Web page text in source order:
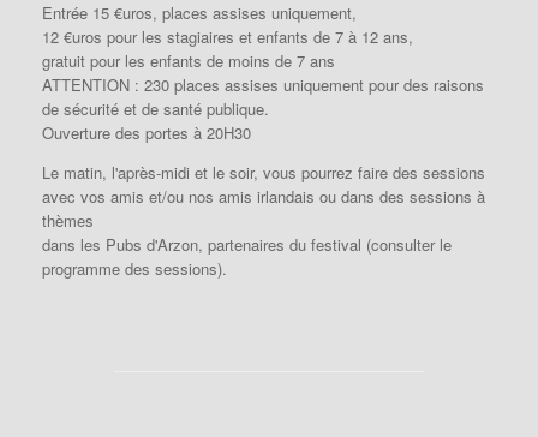
Entrée 15 €uros, places assises uniquement,
12 €uros pour les stagiaires et enfants de 7 à 12 ans,
gratuit pour les enfants de moins de 7 ans
ATTENTION : 230 places assises uniquement pour des raisons
de sécurité et de santé publique.
Ouverture des portes à 20H30
Le matin, l'après-midi et le soir, vous pourrez faire des sessions
avec vos amis et/ou nos amis irlandais ou dans des sessions à
thèmes
dans les Pubs d'Arzon, partenaires du festival (consulter le
programme des sessions).